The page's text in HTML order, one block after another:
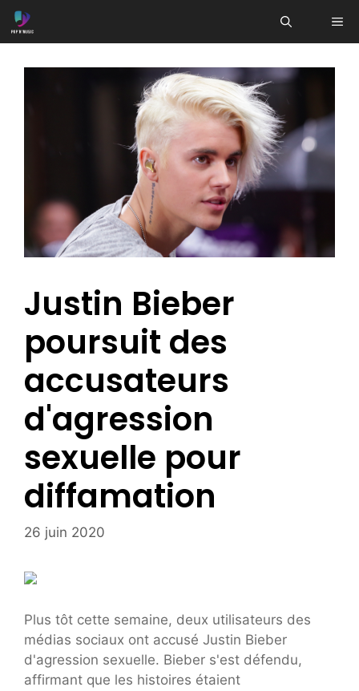
Aller
au
Justin Bieber
poursuit des
accusateurs
d'agression
sexuelle pour
diffamation
26 juin 2020
Plus tôt cette semaine, deux utilisateurs des
médias sociaux ont accusé Justin Bieber
d'agression sexuelle. Bieber s'est défendu,
affirmant que les histoires étaient